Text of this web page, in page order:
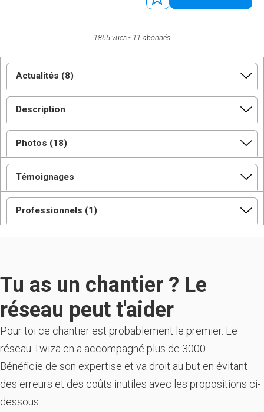
1865 vues 11 abonnés
Actualités (8)
Description
Photos (18)
Témoignages
Professionnels (1)
Tu as un chantier ? Le
réseau peut t'aider
Pour toi ce chantier est probablement le premier. Le
réseau Twiza en a accompagné plus de 3000.
Bénéficie de son expertise et va droit au but en évitant
des erreurs et des coûts inutiles avec les propositions ci-
dessous :